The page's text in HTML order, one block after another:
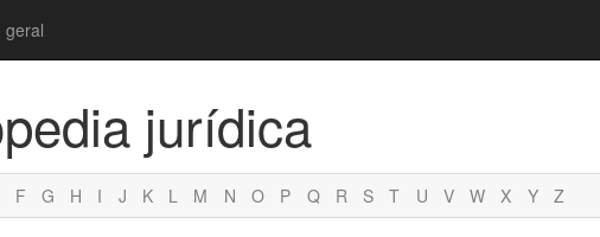
geral
jurídica
F G H I J K L M N O P Q R S T U V W X Y Z